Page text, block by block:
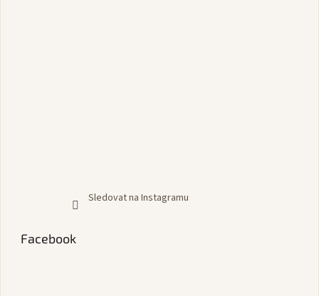
Sledovat na Instagramu
Facebook